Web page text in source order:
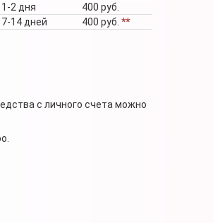
1-2 дня
400 руб.
7-14 дней 400 руб. **
с личного счета можно